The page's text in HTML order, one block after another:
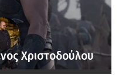
Χριστοδούλου